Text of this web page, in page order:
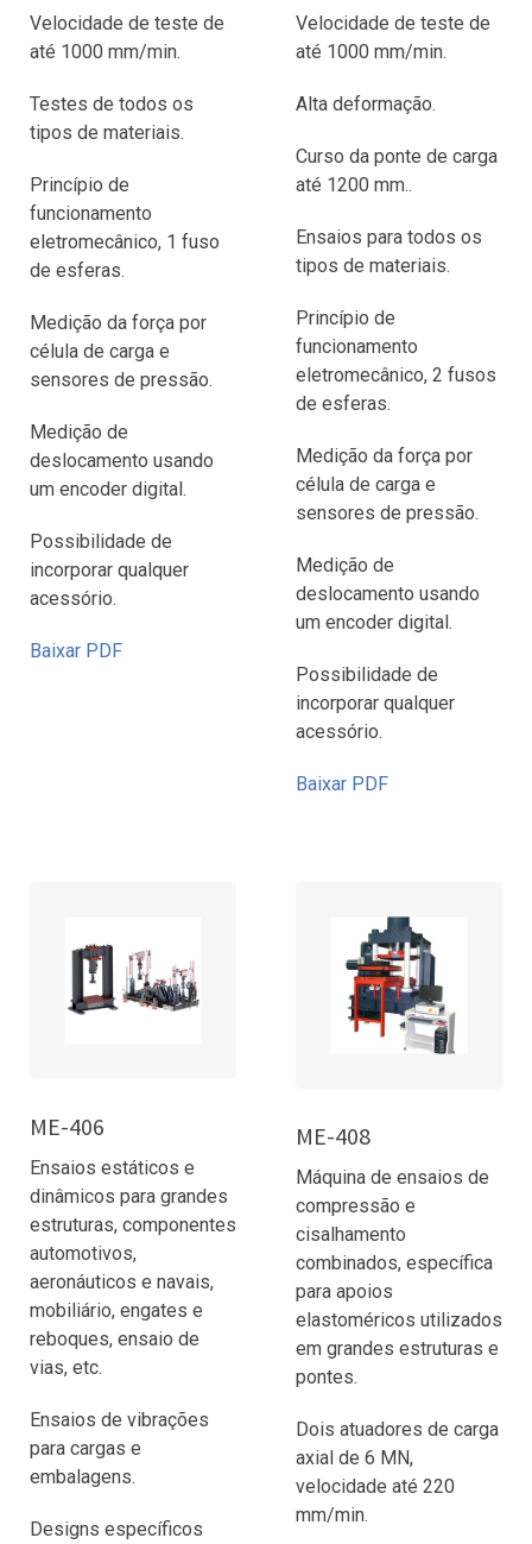
Velocidade de teste de
até 1000 mm/min.
Testes de todos os
tipos de materiais.
Princípio de
funcionamento
eletromecânico, 1 fuso
de esferas.
Medição da força por
célula de carga e
sensores de pressão.
Medição de
deslocamento usando
um encoder digital.
Possibilidade de
incorporar qualquer
acessório.
Baixar PDF
Velocidade de teste de
até 1000 mm/min.
Alta deformação.
Curso da ponte de carga
até 1200 mm..
Ensaios para todos os
tipos de materiais.
Princípio de
funcionamento
eletromecânico, 2 fusos
de esferas.
Medição da força por
célula de carga e
sensores de pressão.
Medição de
deslocamento usando
um encoder digital.
Possibilidade de
incorporar qualquer
acessório.
Baixar PDF
ME-406
Ensaios estáticos e
dinâmicos para grandes
estruturas, componentes
automotivos,
aeronáuticos e navais,
mobiliário, engates e
reboques, ensaio de
vias, etc.
Ensaios de vibrações
para cargas e
embalagens.
Designs específicos
ME-408
Máquina de ensaios de
compressão e
cisalhamento
combinados, específica
para apoios
elastoméricos utilizados
em grandes estruturas e
pontes.
Dois atuadores de carga
axial de 6 MN,
velocidade até 220
mm/min.